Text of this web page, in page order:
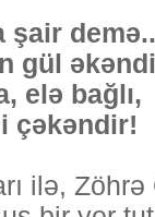
şair
gül
elə bağlı,
çəkəndir!
ilə, Zöhrə